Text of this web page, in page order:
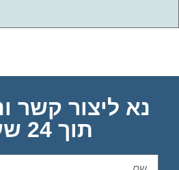
נא ליצור קשר
תוך 24 שעות: